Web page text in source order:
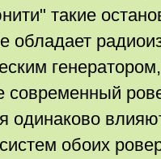
такие
обладает
современный
одинаково
обоих